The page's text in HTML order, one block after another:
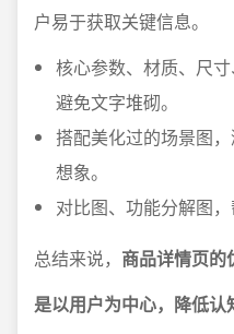
户易于获取关键信息。
核心参数、材质、尺寸
避免文字堆砌。
搭配美化过的场景图
想象。
对比图、功能分解图，
总结来说， 商品详情页的
是以用户为中心，降低